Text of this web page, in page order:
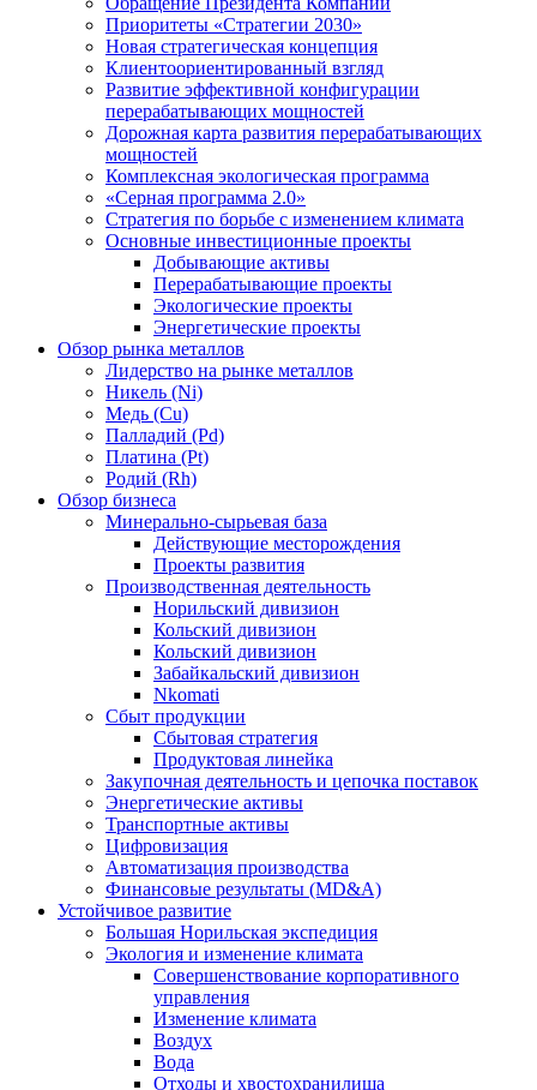
Приоритеты «Стратегии 2030»
Новая стратегическая концепция
Клиентоориентированный взгляд
Развитие эффективной конфигурации
перерабатывающих мощностей
Дорожная карта развития перерабатывающих
мощностей
Комплексная экологическая программа
«Серная программа 2.0»
Стратегия по борьбе с изменением климата
Основные инвестиционные проекты
Добывающие активы
Перерабатывающие проекты
Экологические проекты
Энергетические проекты
Обзор рынка металлов
Лидерство на рынке металлов
Никель (Ni)
Медь (Cu)
Палладий (Pd)
Платина (Pt)
Родий (Rh)
Обзор бизнеса
Минерально-сырьевая база
Действующие месторождения
Проекты развития
Производственная деятельность
Норильский дивизион
Кольский дивизион
Кольский дивизион
Забайкальский дивизион
Nkomati
Сбыт продукции
Сбытовая стратегия
Продуктовая линейка
Закупочная деятельность и цепочка поставок
Энергетические активы
Транспортные активы
Цифровизация
Автоматизация производства
Финансовые результаты (MD&A)
Устойчивое развитие
Большая Норильская экспедиция
Экология и изменение климата
Совершенствование корпоративного
управления
Изменение климата
Воздух
Вода
Отходы и хвостохранилища